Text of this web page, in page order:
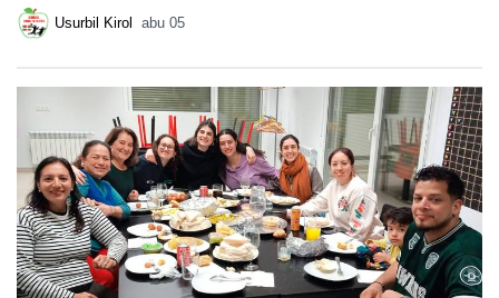
Usurbil Kirol abu 05